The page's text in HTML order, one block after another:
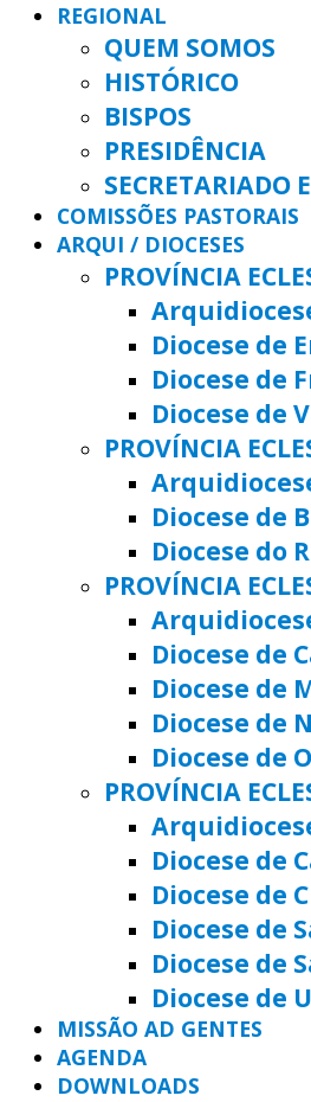
REGIONAL
QUEM SOMOS
HISTÓRICO
BISPOS
PRESIDÊNCIA
SECRETARIADO
COMISSÕES PASTORAIS
ARQUI / DIOCESES
PROVÍNCIA
Diocese de
Diocese de
Diocese de
PROVÍNCIA
Diocese de
Diocese do
PROVÍNCIA
Diocese de
Diocese de
Diocese de
Diocese de
PROVÍNCIA
Diocese de
Diocese de
Diocese de
Diocese de
Diocese de
MISSÃO AD GENTES
AGENDA
DOWNLOADS